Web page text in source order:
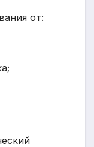
от: